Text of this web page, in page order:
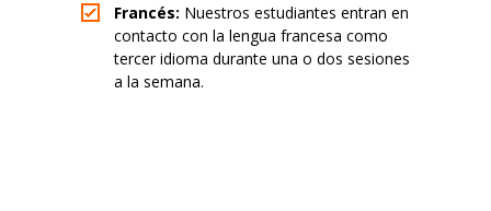
Francés: Nuestros estudiantes entran en
contacto con la lengua francesa como
tercer idioma durante una o dos sesiones
a la semana.